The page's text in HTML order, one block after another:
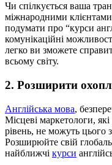
Чи спілкується ваша
міжнародними
подумати про “курси
комунікаційні
легко ви зможете
всьому світу.
2. Розширити
Англійська мова,
Місцеві маркетологи,
рівень, не можуть цього
Розширюйте свій
найближчі курси